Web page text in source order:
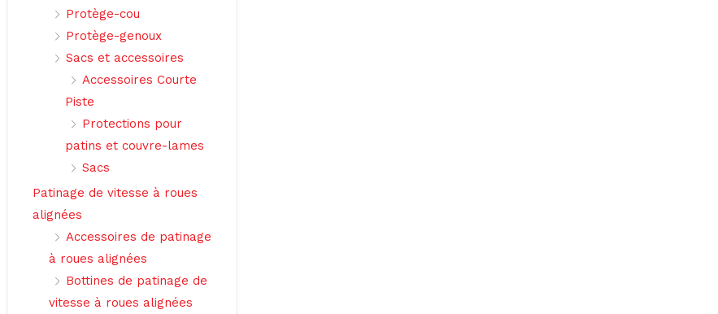
Protège-cou
Protège-genoux
Sacs et accessoires
Accessoires Courte
Piste
Protections pour
patins et couvre-lames
Sacs
Patinage de vitesse à roues
alignées
Accessoires de patinage
à roues alignées
Bottines de patinage de
vitesse à roues alignées